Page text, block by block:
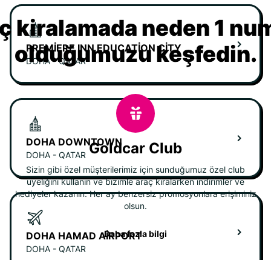
PREMIERE INN EDUCATION CITY
DOHA - QATAR
DOHA DOWNTOWN
DOHA - QATAR
DOHA HAMAD AIRPORT
DOHA - QATAR
kiralamada neden 1
olduğumuzu keşfedin.
Goldcar Club
Sizin gibi özel müşterilerimiz için sunduğumuz özel club
üyeliğini kullanın ve bizimle araç kiralarken indirimler ve
hediyeler kazanın. Her ay benzersiz promosyonlara erişiminiz
olsun.
Daha fazla bilgi